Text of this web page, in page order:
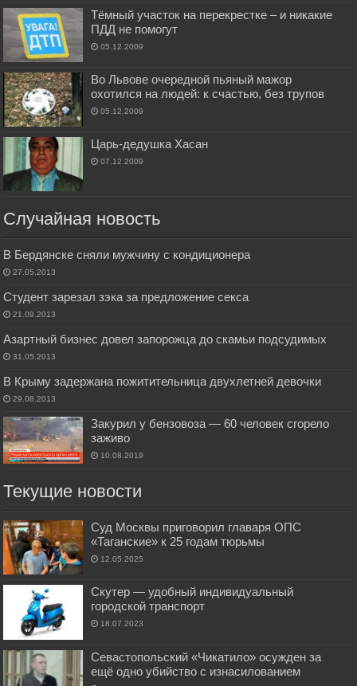
Тёмный участок на перекрестке – и никакие
ПДД не помогут
05.12.2009
Во Львове очередной пьяный мажор
охотился на людей: к счастью, без трупов
05.12.2009
Царь-дедушка Хасан
07.12.2009
Случайная новость
В Бердянске сняли мужчину с кондиционера
27.05.2013
Студент зарезал зэка за предложение секса
21.09.2013
Азартный бизнес довел запорожца до скамьи подсудимых
31.05.2013
В Крыму задержана пожитительница двухлетней девочки
29.08.2013
Закурил у бензовоза — 60 человек сгорело
заживо
10.08.2019
Текущие новости
Суд Москвы приговорил главаря ОПС
«Таганские» к 25 годам тюрьмы
12.05.2025
Скутер — удобный индивидуальный
городской транспорт
18.07.2023
Севастопольский «Чикатило» осужден за
ещё одно убийство с изнасилованием